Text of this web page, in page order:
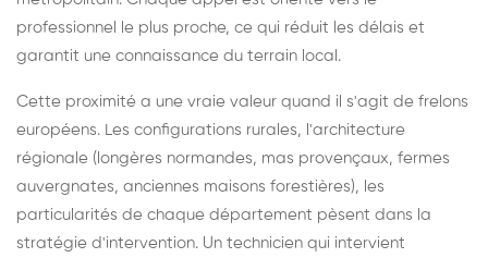
professionnel le plus proche, ce qui réduit les délais et
garantit une connaissance du terrain local.
Cette proximité a une vraie valeur quand il s'agit de frelons
européens. Les configurations rurales, l'architecture
régionale (longères normandes, mas provençaux, fermes
auvergnates, anciennes maisons forestières), les
particularités de chaque département pèsent dans la
stratégie d'intervention. Un technicien qui intervient